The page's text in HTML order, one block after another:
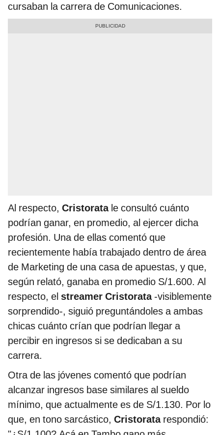
cursaban la carrera de Comunicaciones.
Al respecto, Cristorata le consultó cuánto
podrían ganar, en promedio, al ejercer dicha
profesión. Una de ellas comentó que
recientemente había trabajado dentro de área
de Marketing de una casa de apuestas, y que,
según relató, ganaba en promedio S/1.600. Al
respecto, el streamer Cristorata-visiblemente
sorprendido-, siguió preguntándoles a ambas
chicas cuánto crían que podrían llegar a
percibir en ingresos si se dedicaban a su
carrera.
Otra de las jóvenes comentó que podrían
alcanzar ingresos base similares al sueldo
mínimo, que actualmente es de S/1.130. Por lo
que, en tono sarcástico, Cristoratarespondió: